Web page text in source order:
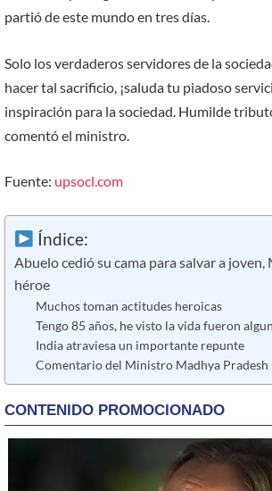
partió de este mundo en tres días.
Solo los verdaderos servidores de la
hacer tal sacrificio, ¡saluda tu piadoso
inspiración para la sociedad. Humilde
comentó el ministro.
Fuente: upsocl.com
Índice:
Abuelo cedió su cama para salvar a
héroe
Muchos toman actitudes heroicas
Tengo 85 años, he visto la vida fueron
India atraviesa un importante repunte
Comentario del Ministro Madhya Pradesh